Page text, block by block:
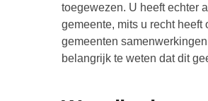
toegewezen. U heeft echter
gemeente, mits u recht
gemeenten
belangrijk te weten dat dit